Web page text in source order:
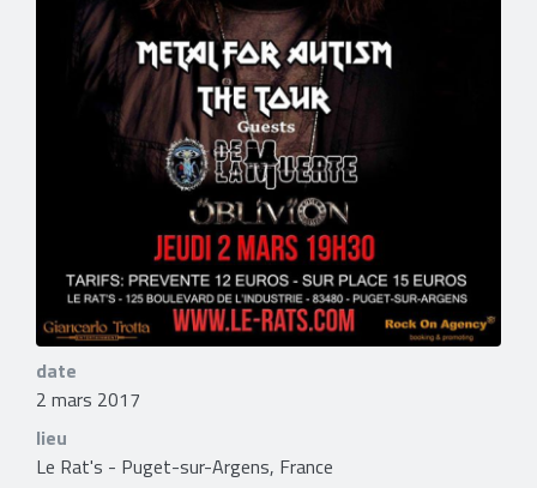
date
2 mars 2017
lieu
Le Rat's - Puget-sur-Argens, France